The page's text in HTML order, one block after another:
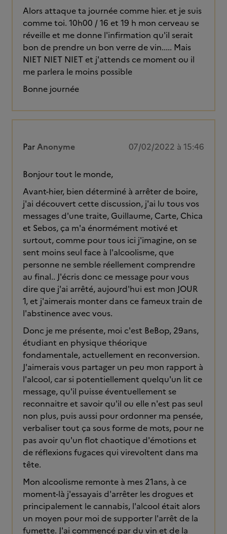
Alors attaque ta journée comme hier. et je suis
comme toi. 10h00 / 16 et 19 h mon cerveau se
réveille et me donne l'infirmation qu'il serait
bon de prendre un bon verre de vin..... Mais
NIET NIET NIET et j'attends ce moment ou il
me parlera le moins possible
Bonne journée
ParAnonyme 07/02/2022 à 15:46
Bonjour tout le monde,
Avant-hier, bien déterminé à arrêter de boire,
j'ai découvert cette discussion, j'ai lu tous vos
messages d'une traite, Guillaume, Carte, Chica
et Sebos, ça m'a énormément motivé et
surtout, comme pour tous ici j'imagine, on se
sent moins seul face à l'alcoolisme, que
personne ne semble réellement comprendre
au final.. J'écris donc ce message pour vous
dire que j'ai arrêté, aujourd'hui est mon JOUR
1, et j'aimerais monter dans ce fameux train de
l'abstinence avec vous.
Donc je me présente, moi c'est BeBop, 29ans,
étudiant en physique théorique
fondamentale, actuellement en reconversion.
J'aimerais vous partager un peu mon rapport à
l'alcool, car si potentiellement quelqu'un lit ce
message, qu'il puisse éventuellement se
reconnaitre et savoir qu'il ou elle n'est pas seul
non plus, puis aussi pour ordonner ma pensée,
verbaliser tout ça sous forme de mots, pour ne
pas avoir qu'un flot chaotique d'émotions et
de réflexions fugaces qui virevoltent dans ma
tête.
Mon alcoolisme remonte à mes 21ans, à ce
moment-là j'essayais d'arrêter les drogues et
principalement le cannabis, l'alcool était alors
un moyen pour moi de supporter l'arrêt de la
fumette. J'ai commencé par du vin et de la